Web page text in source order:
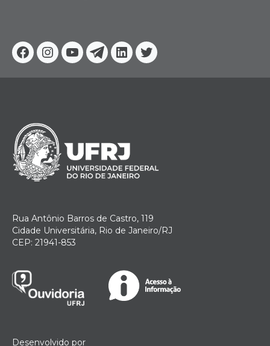
Facebook
Instagram
YoutubeTelegram
Linkedin
Twitter
Rua Antônio Barros de Castro, 119
Cidade Universitária, Rio de Janeiro/RJ
CEP: 21941-853
Desenvolvido por